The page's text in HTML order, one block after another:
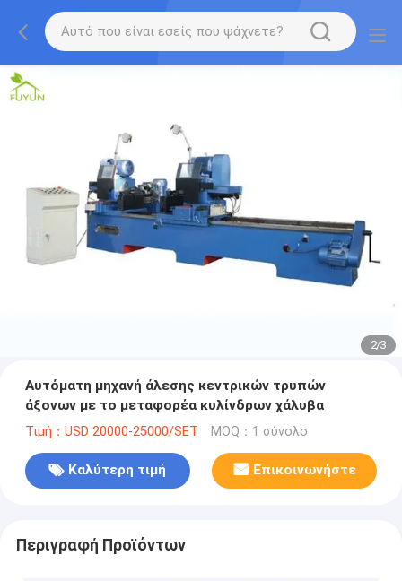
2/3
Αυτόματη μηχανή άλεσης κεντρικών τρυπών
άξονων με το μεταφορέα κυλίνδρων χάλυβα
Τιμή：USD 20000-25000/SET MOQ：1 σύνολο
Καλύτερη τιμή Επικοινωνήστε
Περιγραφή Προϊόντων